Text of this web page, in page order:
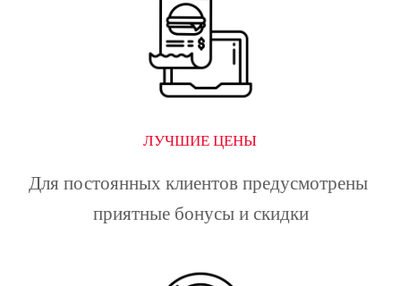
ЛУЧШИЕ ЦЕНЫ
Для постоянных клиентов предусмотрены
приятные бонусы и скидки